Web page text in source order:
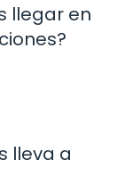
llegar en
lleva a